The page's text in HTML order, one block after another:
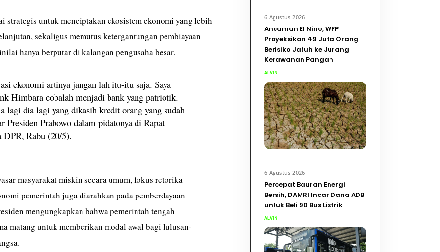
strategis untuk menciptakan ekosistem ekonomi yang lebih
sekaligus memutus ketergantungan pembiayaan
hanya berputar di kalangan pengusaha besar.
ekonomi artinya jangan lah itu-itu saja. Saya
Himbara cobalah menjadi bank yang patriotik.
lagi dia lagi yang dikasih kredit orang yang sudah
Presiden Prabowo dalam pidatonya di Rapat
DPR, Rabu (20/5).
masyarakat miskin secara umum, fokus retorika
pemerintah juga diarahkan pada pemberdayaan
mengungkapkan bahwa pemerintah tengah
matang untuk memberikan modal awal bagi lulusan-
6 Agustus 2026
Ancaman El Nino, WFP
Proyeksikan 49 Juta Orang
Berisiko Jatuh ke Jurang
Kerawanan Pangan
ALVIN
6 Agustus 2026
Percepat Bauran Energi
Bersih, DAMRI Incar Dana ADB
untuk Beli 90 Bus Listrik
ALVIN